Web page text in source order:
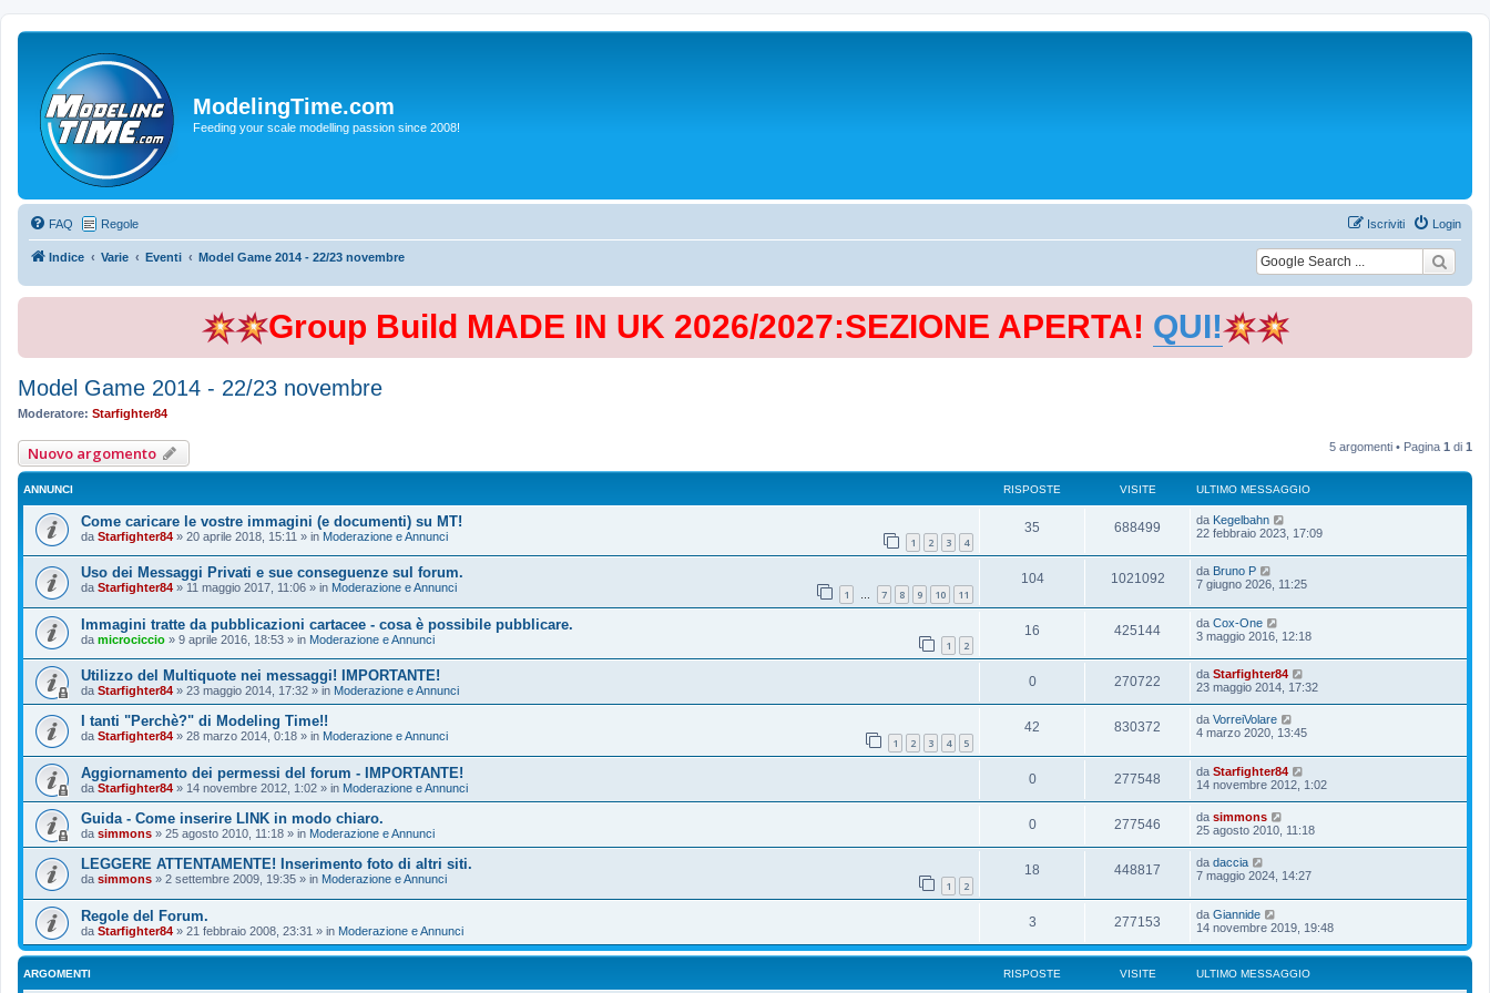
ModelingTime.com
Feeding your scale modelling passion since 2008!
FAQ Regole Login
Iscriviti
Indice Varie Eventi Model Game 2014 - 22/23 novembre
Group Build MADE IN UK 2026/2027:SEZIONE APERTA! QUI!
Model Game 2014 - 22/23 novembre
Moderatore: Starfighter84
Nuovo argomento 5 argomenti • Pagina 1 di 1
ANNUNCI RISPOSTE VISITE ULTIMO MESSAGGIO
Come caricare le vostre immagini (e documenti) su MT!
da Starfighter84 » 20 aprile 2018, 15:11 » in Moderazione e Annunci 1 2 3 4
35 688499 da Kegelbahn
22 febbraio 2023, 17:09
Uso dei Messaggi Privati e sue conseguenze sul forum.
da Starfighter84 » 11 maggio 2017, 11:06 » in Moderazione e Annunci 1 … 7 8 9 10 11
104 1021092 da Bruno P
7 giugno 2026, 11:25
Immagini tratte da pubblicazioni cartacee - cosa è possibile pubblicare.
da microciccio » 9 aprile 2016, 18:53 » in Moderazione e Annunci 1 2
16 425144 da Cox-One
3 maggio 2016, 12:18
Utilizzo del Multiquote nei messaggi! IMPORTANTE!
da Starfighter84 » 23 maggio 2014, 17:32 » in Moderazione e Annunci
0 270722 da Starfighter84
23 maggio 2014, 17:32
I tanti "Perchè?" di Modeling Time!!
da Starfighter84 » 28 marzo 2014, 0:18 » in Moderazione e Annunci 1 2 3 4 5
42 830372 da VorreiVolare
4 marzo 2020, 13:45
Aggiornamento dei permessi del forum - IMPORTANTE!
da Starfighter84 » 14 novembre 2012, 1:02 » in Moderazione e Annunci
0 277548 da Starfighter84
14 novembre 2012, 1:02
Guida - Come inserire LINK in modo chiaro.
da simmons » 25 agosto 2010, 11:18 » in Moderazione e Annunci
0 277546 da simmons
25 agosto 2010, 11:18
LEGGERE ATTENTAMENTE! Inserimento foto di altri siti.
da simmons » 2 settembre 2009, 19:35 » in Moderazione e Annunci 1 2
18 448817 da daccia
7 maggio 2024, 14:27
Regole del Forum.
da Starfighter84 » 21 febbraio 2008, 23:31 » in Moderazione e Annunci
3 277153 da Giannide
14 novembre 2019, 19:48
ARGOMENTI RISPOSTE VISITE ULTIMO MESSAGGIO